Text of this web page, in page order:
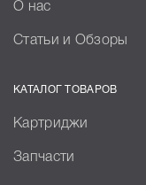
О нас
Статьи и Обзоры
КАТАЛОГ ТОВАРОВ
Картриджи
Запчасти